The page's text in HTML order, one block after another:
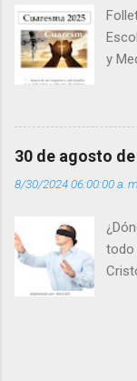
y
que
Día
y
30 de agosto
8/30/2024 06:00:00 a. m.
todo